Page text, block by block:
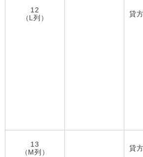
12
（L列）
貸
13
（M列）
貸